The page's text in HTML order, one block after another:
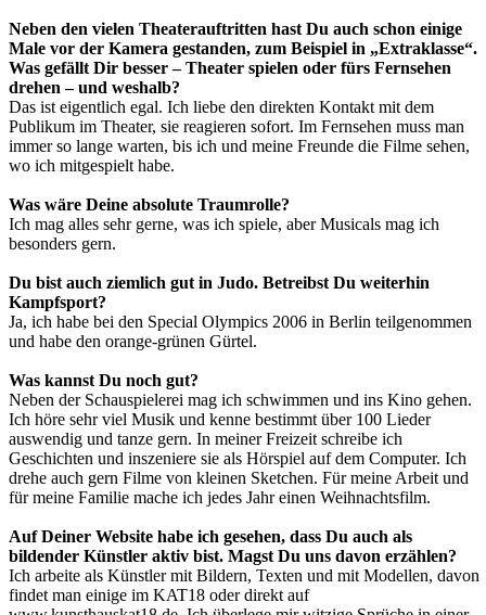
Neben den vielen Theaterauftritten hast Du auch schon einige
Male vor der Kamera gestanden, zum Beispiel in „Extraklasse“.
Was gefällt Dir besser – Theater spielen oder fürs Fernsehen
drehen – und weshalb?
Das ist eigentlich egal. Ich liebe den direkten Kontakt mit dem
Publikum im Theater, sie reagieren sofort. Im Fernsehen muss man
immer so lange warten, bis ich und meine Freunde die Filme sehen,
wo ich mitgespielt habe.
Was wäre Deine absolute Traumrolle?
Ich mag alles sehr gerne, was ich spiele, aber Musicals mag ich
besonders gern.
Du bist auch ziemlich gut in Judo. Betreibst Du weiterhin
Kampfsport?
Ja, ich habe bei den Special Olympics 2006 in Berlin teilgenommen
und habe den orange-grünen Gürtel.
Was kannst Du noch gut?
Neben der Schauspielerei mag ich schwimmen und ins Kino gehen.
Ich höre sehr viel Musik und kenne bestimmt über 100 Lieder
auswendig und tanze gern. In meiner Freizeit schreibe ich
Geschichten und inszeniere sie als Hörspiel auf dem Computer. Ich
drehe auch gern Filme von kleinen Sketchen. Für meine Arbeit und
für meine Familie mache ich jedes Jahr einen Weihnachtsfilm.
Auf Deiner Website habe ich gesehen, dass Du auch als
bildender Künstler aktiv bist. Magst Du uns davon erzählen?
Ich arbeite als Künstler mit Bildern, Texten und mit Modellen, davon
findet man einige im KAT18 oder direkt auf